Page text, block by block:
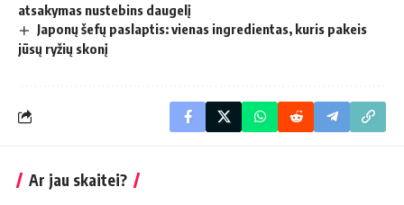
atsakymas nustebins daugelį
Japonų šefų paslaptis: vienas ingredientas, kuris pakeis
jūsų ryžių skonį
Ar jau skaitei?